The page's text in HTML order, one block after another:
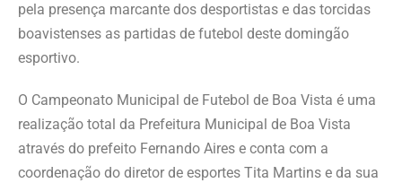
pela presença marcante dos desportistas e das torcidas
boavistenses as partidas de futebol deste domingão
esportivo.
O Campeonato Municipal de Futebol de Boa Vista é uma
realização total da Prefeitura Municipal de Boa Vista
através do prefeito Fernando Aires e conta com a
coordenação do diretor de esportes Tita Martins e da sua